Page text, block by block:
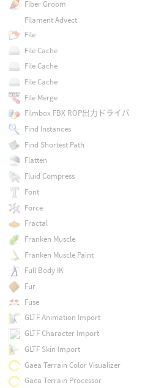
Fiber Groom
Filament Advect
File
File Cache
File Cache
File Cache
File Merge
Filmbox FBX ROP出力ドライバ
Find Instances
Find Shortest Path
Flatten
Fluid Compress
Font
Force
Fractal
Franken Muscle
Franken Muscle Paint
Full Body IK
Fur
Fuse
GLTF Animation Import
GLTF Character Import
GLTF Skin Import
Gaea Terrain Color Visualizer
Gaea Terrain Processor